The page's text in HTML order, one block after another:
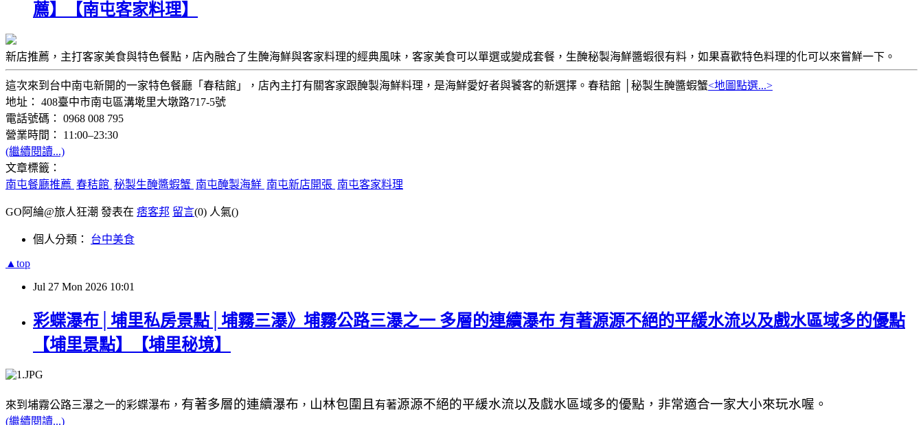
薦】【南屯客家料理】
新店推薦，主打客家美食與特色餐點，店內融合了生醃海鮮與客家料理的經典風味，客家美食可以單選或變成套餐，生醃秘製海鮮醬蝦很有料，如果喜歡特色料理的化可以來嘗鮮一下。
這次來到台中南屯新開的一家特色餐廳「春秸館」，店內主打有關客家跟醃製海鮮料理，是海鮮愛好者與饕客的新選擇。春秸館 │秘製生醃醬蝦蟹<地圖點選...>
地址： 408臺中市南屯區溝墘里大墩路717-5號
電話號碼： 0968 008 795
營業時間： 11:00–23:30
(繼續閱讀...)
文章標籤：
南屯餐廳推薦 春秸館 秘製生醃醬蝦蟹 南屯醃製海鮮 南屯新店開張 南屯客家料理
GO阿綸@旅人狂潮 發表在 痞客邦 留言(0) 人氣()
個人分類： 台中美食
▲top
Jul 27 Mon 2026 10:01
彩蝶瀑布│埔里私房景點│埔霧三瀑》埔霧公路三瀑之一 多層的連續瀑布 有著源源不絕的平緩水流以及戲水區域多的優點
【埔里景點】【埔里秘境】
來到埔霧公路三瀑之一的彩蝶瀑布， 有著多層的連續瀑布 ， 山林包圍且 有著源源不絕的平緩水流以及戲水區域多的優點， 非常適合一家大小來玩水喔。
(繼續閱讀...)